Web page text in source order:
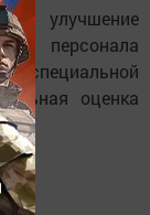
и улучшение
персонала
специальной
оценка